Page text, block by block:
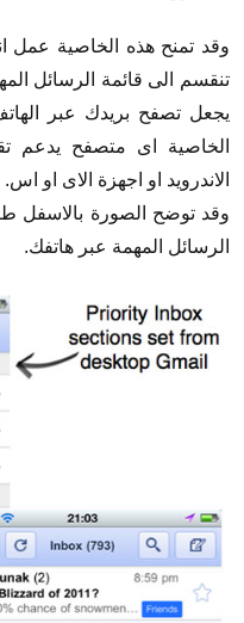
وقد تمنح هذه الخاصية عمل
تنقسم الى قائمة الرسائل
يجعل تصفح بريدك عبر
الاندرويد او اجهزة الاى او اس.
وقد توضح الصورة بالاسفل
الرسائل المهمة عبر هاتفك.